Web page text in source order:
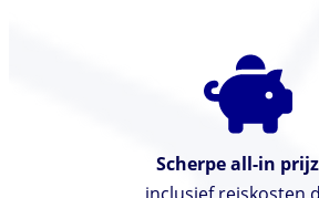
Scherpe all-in